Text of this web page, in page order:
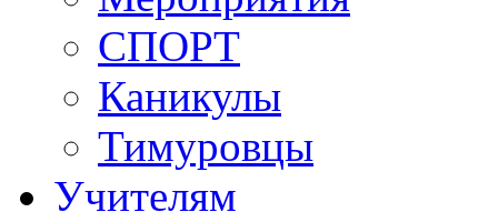
СПОРТ
Каникулы
Тимуровцы
Учителям